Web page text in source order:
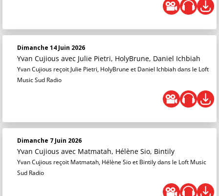
Dimanche 14 Juin 2026
Yvan Cujious avec Julie Pietri, HolyBrune, Daniel Ichbiah
Yvan Cujious reçoit Julie Pietri, HolyBrune et Daniel Ichbiah dans le Loft
Music Sud Radio
Dimanche 7 Juin 2026
Yvan Cujious avec Matmatah, Hélène Sio, Bintily
Yvan Cujious reçoit Matmatah, Hélène Sio et Bintily dans le Loft Music
Sud Radio